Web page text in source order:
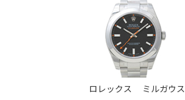
ロレックス ミルガウス